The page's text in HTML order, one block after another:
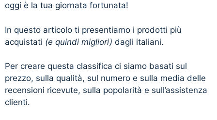
oggi è la tua giornata fortunata!
In questo articolo ti presentiamo i prodotti più
acquistati (e quindi migliori) dagli italiani.
Per creare questa classifica ci siamo basati sul
prezzo, sulla qualità, sul numero e sulla media delle
recensioni ricevute, sulla popolarità e sull’assistenza
clienti.